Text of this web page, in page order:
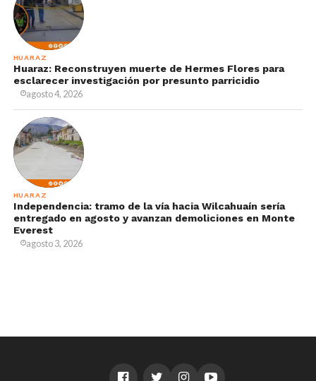
HUARAZ
Huaraz: Reconstruyen muerte de Hermes Flores para
esclarecer investigación por presunto parricidio
agosto 4, 2026
HUARAZ
Independencia: tramo de la vía hacia Wilcahuaín sería
entregado en agosto y avanzan demoliciones en Monte
Everest
agosto 3, 2026